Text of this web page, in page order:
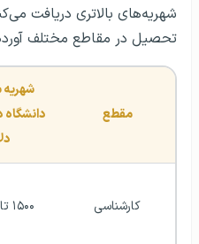
شهریه‌های بالاتری دریافت
تحصیل در مقاطع مختلف
مقطع
کارشناسی ۱۵۰۰ تا ۴,۲۰۰